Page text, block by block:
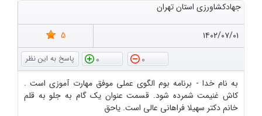
جهادکشاورزی استان تهران
۱۴۰۲/۰۷/۰۱
5
0
0
به نام خدا - برنامه بوم الگوی عملی موفق مهارت آموزی است .
کاش غنیمت شمرده شود. قسمت عنوان یک گام به جلو به قلم
خانم دکتر سهیلا فراهانی عالی است. یاحق